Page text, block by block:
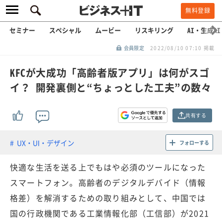
無料登録
セミナー スペシャル ムービー リスキリング AI・生成AI
会員限定 2022/08/10 07:10 掲載
KFCが大成功「高齢者版アプリ」は何がスゴ
イ？ 開発裏側と“ちょっとした工夫”の数々
共有する
UX・UI・デザイン フォローする
快適な生活を送る上でもはや必須のツールになった
スマートフォン。高齢者のデジタルデバイド（情報
格差）を解消するための取り組みとして、中国では
国の行政機関である工業情報化部（工信部）が2021